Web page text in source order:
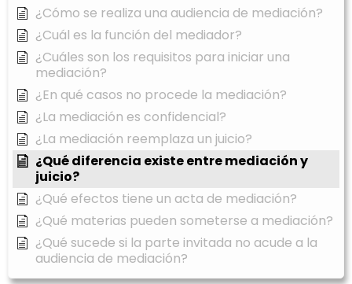
¿Cómo se realiza una audiencia de mediación?
¿Cuál es la función del mediador?
¿Cuáles son los requisitos para iniciar una
mediación?
¿En qué casos no procede la mediación?
¿La mediación es confidencial?
¿La mediación reemplaza un juicio?
¿Qué diferencia existe entre mediación y
juicio?
¿Qué efectos tiene un acta de mediación?
¿Qué materias pueden someterse a mediación?
¿Qué sucede si la parte invitada no acude a la
audiencia de mediación?